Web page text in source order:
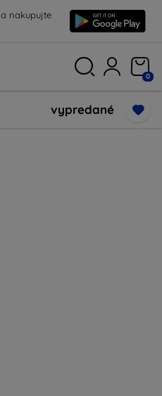
a nakupujte
0
vypredané